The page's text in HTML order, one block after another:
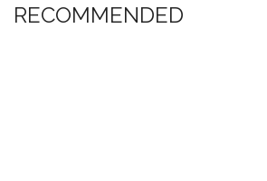
RECOMMENDED